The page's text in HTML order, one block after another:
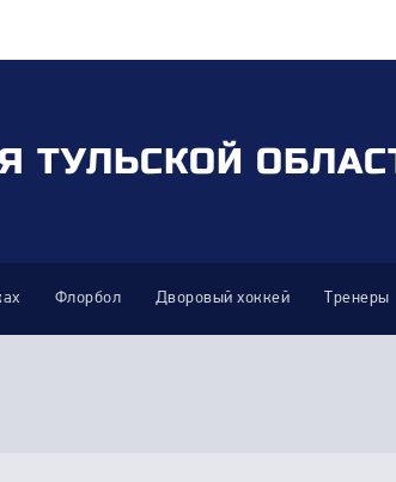
ТУЛЬСКОЙ
Флорбол Дворовый хоккей Тренеры